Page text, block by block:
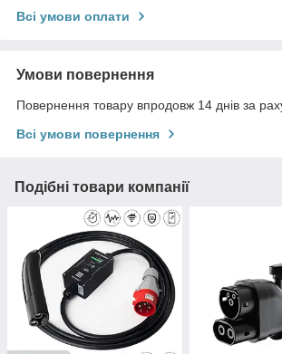
Всі умови оплати
Умови повернення
Повернення товару впродовж 14 днів за
Всі умови повернення
Подібні товари компанії